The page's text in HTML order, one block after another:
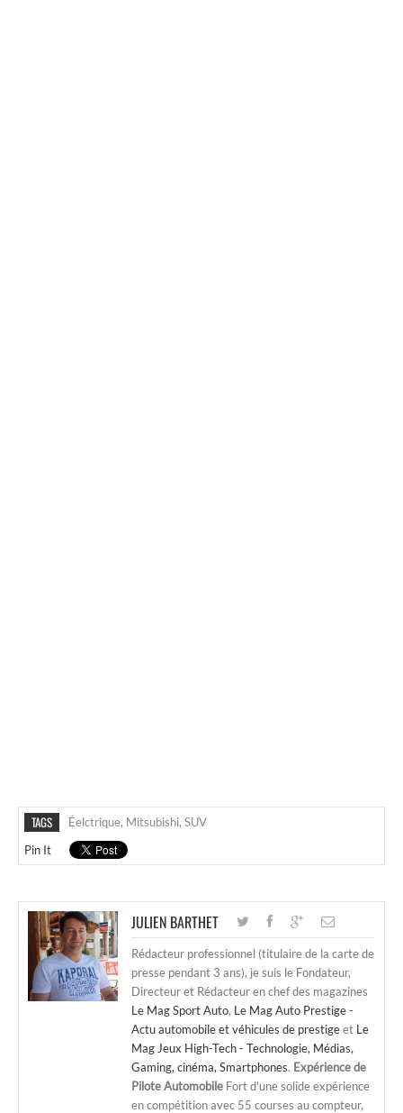
TAGS Éelctrique, Mitsubishi, SUV
Pin It
JULIEN BARTHET
Rédacteur professionnel (titulaire de la carte de
presse pendant 3 ans), je suis le Fondateur,
Directeur et Rédacteur en chef des magazines
Le Mag Sport Auto, Le Mag Auto Prestige -
Actu automobile et véhicules de prestigeet Le
Mag Jeux High-Tech - Technologie, Médias,
Gaming, cinéma, Smartphones. Expérience de
Pilote Automobile Fort d'une solide expérience
en compétition avec 55 courses au compteur,